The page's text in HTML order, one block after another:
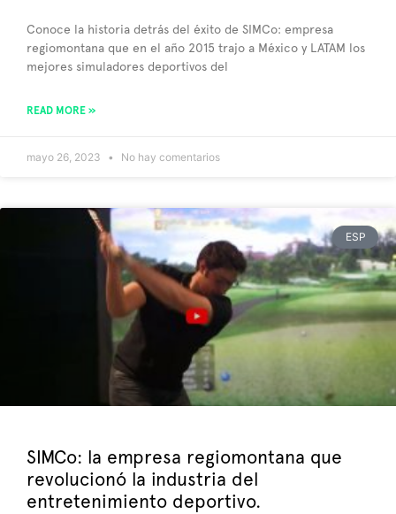
Conoce la historia detrás del éxito de SIMCo: empresa
regiomontana que en el año 2015 trajo a México y LATAM los
mejores simuladores deportivos del
READ MORE »
mayo 26, 2023 No hay comentarios
ESP
SIMCo: la empresa regiomontana que
revolucionó la industria del
entretenimiento deportivo.